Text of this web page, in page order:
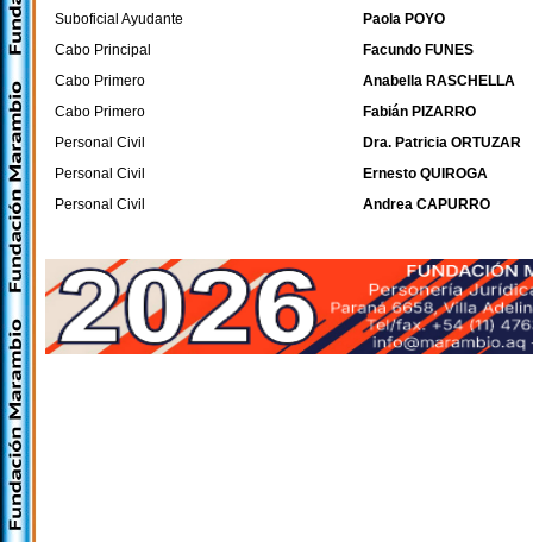
Suboficial Ayudante
Paola POYO
Cabo Principal
Facundo FUNES
Cabo Primero
Anabella RASCHELLA
Cabo Primero
Fabián PIZARRO
Personal Civil
Dra. Patricia ORTUZAR
Personal Civil
Ernesto QUIROGA
Personal Civil
Andrea CAPURRO